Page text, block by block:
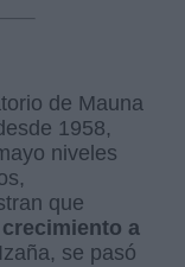
de Mauna
1958,
niveles
que
a
se pasó